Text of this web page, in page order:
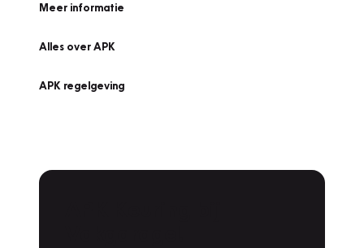
Meer informatie
Alles over APK
APK regelgeving